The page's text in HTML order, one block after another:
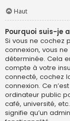
Haut
Pourquoi suis-je
Si vous ne cochez
connexion, vous
déterminée. Cela
compte à votre
connecté, cochez
connexion. Ce
ordinateur public
café, université,
signifie qu’un